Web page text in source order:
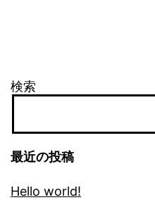
検索
最近の投稿
Hello world!